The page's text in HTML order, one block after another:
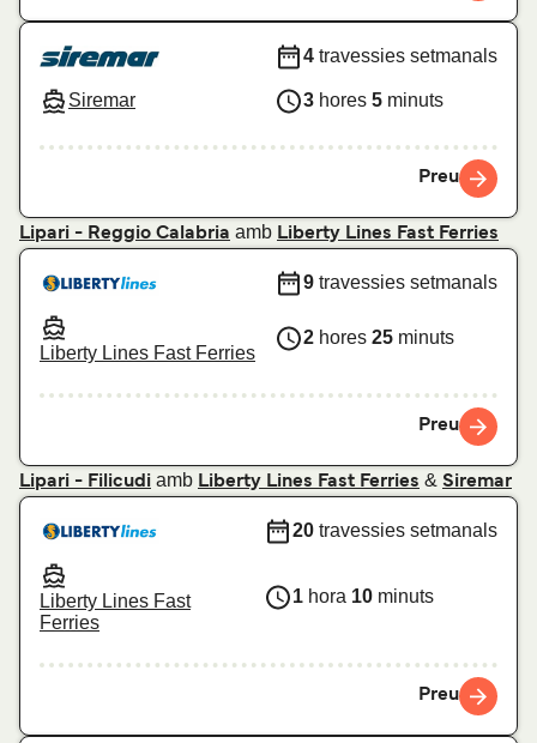
Siremar
4 travessies setmanals
3 hores 5 minuts
Preu
Lipari - Reggio Calabria amb Liberty Lines Fast Ferries
Liberty Lines Fast Ferries
9 travessies setmanals
2 hores 25 minuts
Preu
Lipari - Filicudi amb Liberty Lines Fast Ferries & Siremar
Liberty Lines Fast
Ferries
20 travessies setmanals
1 hora 10 minuts
Preu